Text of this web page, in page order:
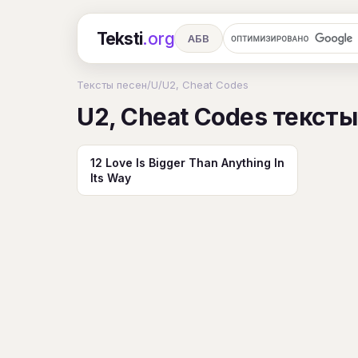
Teksti.org АБВ
Ч Ш Э Ю Я En A
Тексты песен/U/U2, Cheat Codes
U2, Cheat Codes
12 Love Is Bigger Than Anything In
Its Way